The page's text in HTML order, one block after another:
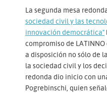
La segunda mesa
sociedad civil y las
innovación democrática"
compromiso de
a disposición no sólo de
la sociedad civil y los
redonda dio inicio con
Pogrebinschi, quien